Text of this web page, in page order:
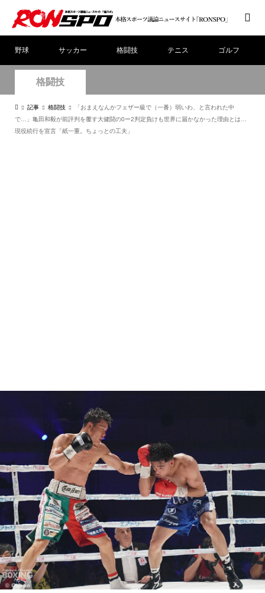
野球 サッカー 格闘技 テニス ゴルフ
格闘技
記事 格闘技
「おまえなんかフェザー級で（一番）弱いわ、と言われた中
で…」亀田和毅が前評判を覆す大健闘の0ー2判定負けも世界に届かなかった理由とは…
現役続行を宣言「紙一重。ちょっとの工夫」